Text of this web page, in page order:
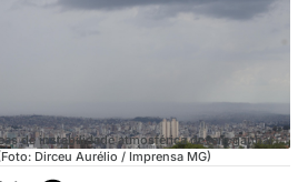
de instabilidade atmosférica devem ganhar
Dirceu Aurélio / Imprensa MG)